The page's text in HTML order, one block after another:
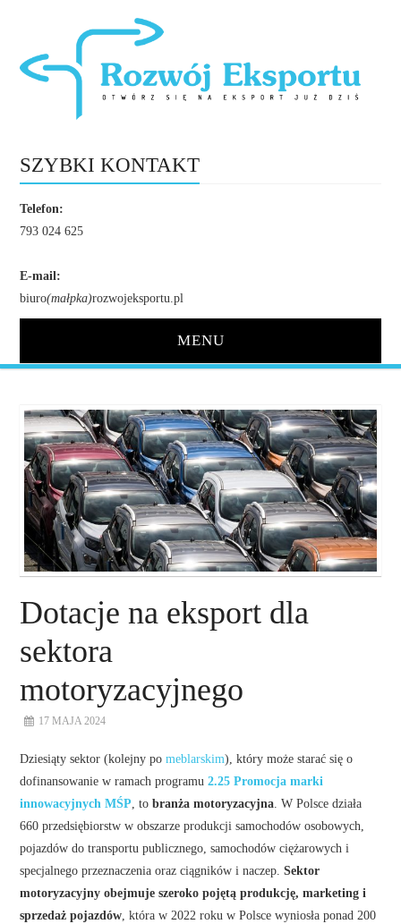
SZYBKI KONTAKT
Telefon:
793 024 625
E-mail:
biuro(małpka)rozwojeksportu.pl
MENU
O NAS
NASZE USŁUGI
DORADZTWO
KONTAKT
Dotacje na eksport dla
sektora
motoryzacyjnego
17 MAJA 2024
Dziesiąty sektor (kolejny pomeblarskim), który może starać się o
dofinansowanie w ramach programu2.25 Promocja marki
innowacyjnych MŚP, tobranża motoryzacyjna. W Polsce działa
660 przedsiębiorstw w obszarze produkcji samochodów osobowych,
pojazdów do transportu publicznego, samochodów ciężarowych i
specjalnego przeznaczenia oraz ciągników i naczep.Sektor
motoryzacyjny obejmuje szeroko pojętą produkcję, marketing i
sprzedaż pojazdów, która w 2022 roku w Polsce wyniosła ponad 200